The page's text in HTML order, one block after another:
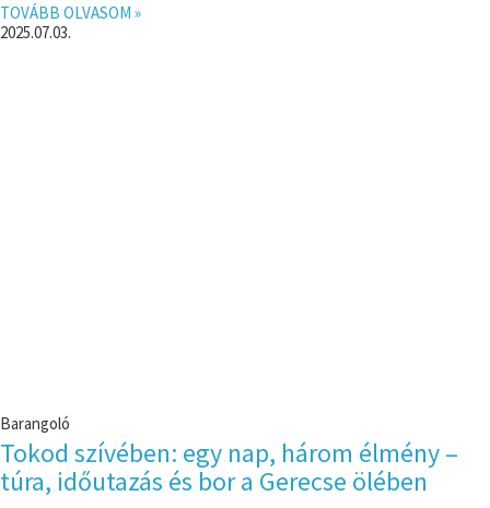
TOVÁBB OLVASOM »
2025.07.03.
Barangoló
Tokod szívében: egy nap, három élmény –
túra, időutazás és bor a Gerecse ölében